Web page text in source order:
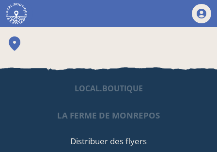
LOCAL.BOUTIQUE
LA FERME DE MONREPOS
Distribuer des flyers